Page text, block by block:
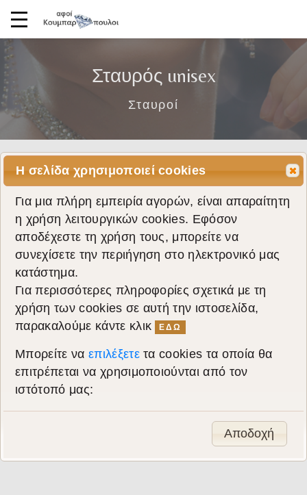
Σταυρός unisex
Σταυροί
Η σελίδα χρησιμοποιεί cookies
Για μια πλήρη εμπειρία αγορών, είναι απαραίτητη
η χρήση λειτουργικών cookies. Εφόσον
αποδέχεστε τη χρήση τους, μπορείτε να
συνεχίσετε την περιήγηση στο ηλεκτρονικό μας
κατάστημα.
Για περισσότερες πληροφορίες σχετικά με τη
χρήση των cookies σε αυτή την ιστοσελίδα,
παρακαλούμε κάντε κλικ
ΕΔΩ
Μπορείτε να επιλέξετετα cookies τα οποία θα
επιτρέπεται να χρησιμοποιούνται από τον
ιστότοπό μας:
Αποδοχή